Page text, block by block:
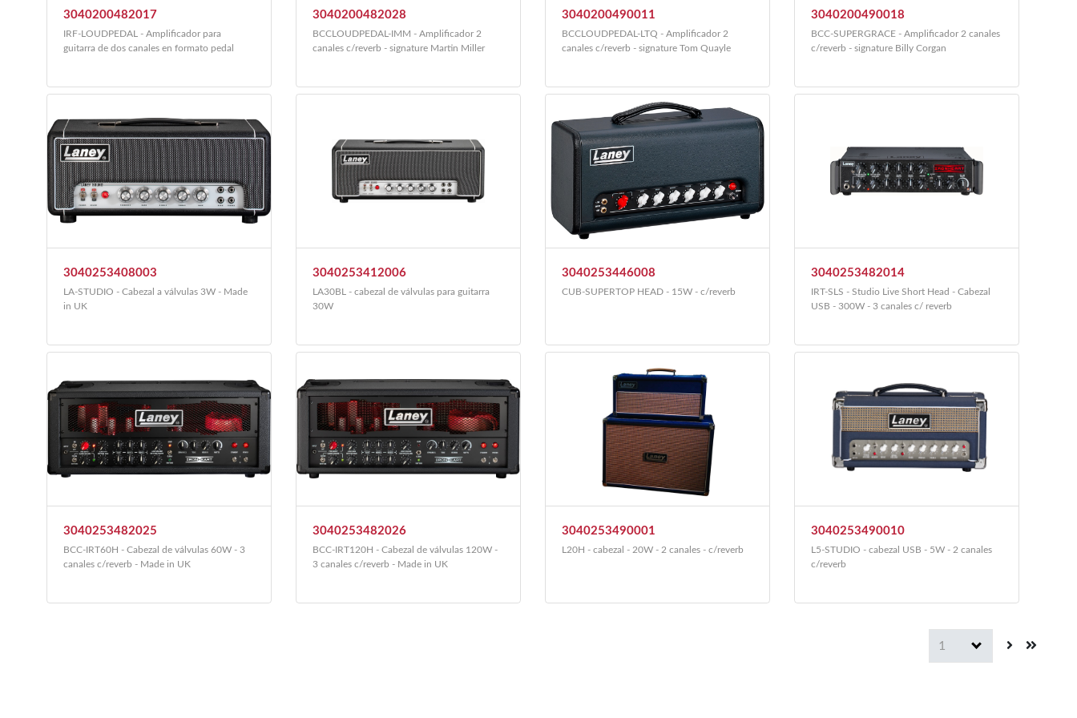
3040200482017
IRF-LOUDPEDAL - Amplificador para
guitarra de dos canales en formato pedal
3040200482028
BCCLOUDPEDAL-IMM - Amplificador 2
canales c/reverb - signature Martin Miller
3040200490011
BCCLOUDPEDAL-LTQ - Amplificador 2
canales c/reverb - signature Tom Quayle
3040200490018
BCC-SUPERGRACE - Amplificador 2 canales
c/reverb - signature Billy Corgan
3040253408003
LA-STUDIO - Cabezal a válvulas 3W - Made
in UK
3040253412006
LA30BL - cabezal de válvulas para guitarra
30W
3040253446008
CUB-SUPERTOP HEAD - 15W - c/reverb
3040253482014
IRT-SLS - Studio Live Short Head - Cabezal
USB - 300W - 3 canales c/ reverb
3040253482025
BCC-IRT60H - Cabezal de válvulas 60W - 3
canales c/reverb - Made in UK
3040253482026
BCC-IRT120H - Cabezal de válvulas 120W -
3 canales c/reverb - Made in UK
3040253490001
L20H - cabezal - 20W - 2 canales - c/reverb
3040253490010
L5-STUDIO - cabezal USB - 5W - 2 canales
c/reverb